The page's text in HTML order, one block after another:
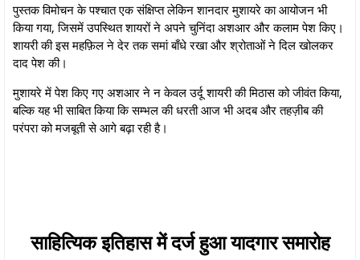
पुस्तक विमोचन के पश्चात एक संक्षिप्त लेकिन शानदार मुशायरे का आयोजन भी
किया गया, जिसमें उपस्थित शायरों ने अपने चुनिंदा अशआर और कलाम पेश किए।
शायरी की इस महफ़िल ने देर तक समां बाँधे रखा और श्रोताओं ने दिल खोलकर
दाद पेश की।
मुशायरे में पेश किए गए अशआर ने न केवल उर्दू शायरी की मिठास को जीवंत किया,
बल्कि यह भी साबित किया कि सम्भल की धरती आज भी अदब और तहज़ीब की
परंपरा को मजबूती से आगे बढ़ा रही है।
साहित्यिक इतिहास में दर्ज हुआ यादगार समारोह